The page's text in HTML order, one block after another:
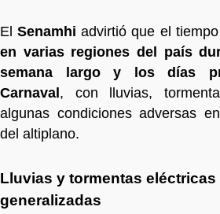
ElSenamhi advirtió que el
en varias regiones del país
semana largo y los días
Carnaval, con lluvias,
algunas condiciones adversas
del altiplano.
Lluvias y tormentas eléctricas
generalizadas